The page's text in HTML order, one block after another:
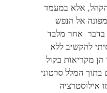
אלא במעמד
אל הנפש
בדבר אחר מלבד
להקשיב ללא
הן מקריאות בקול
המלל סרטוני
אילוסטרציה